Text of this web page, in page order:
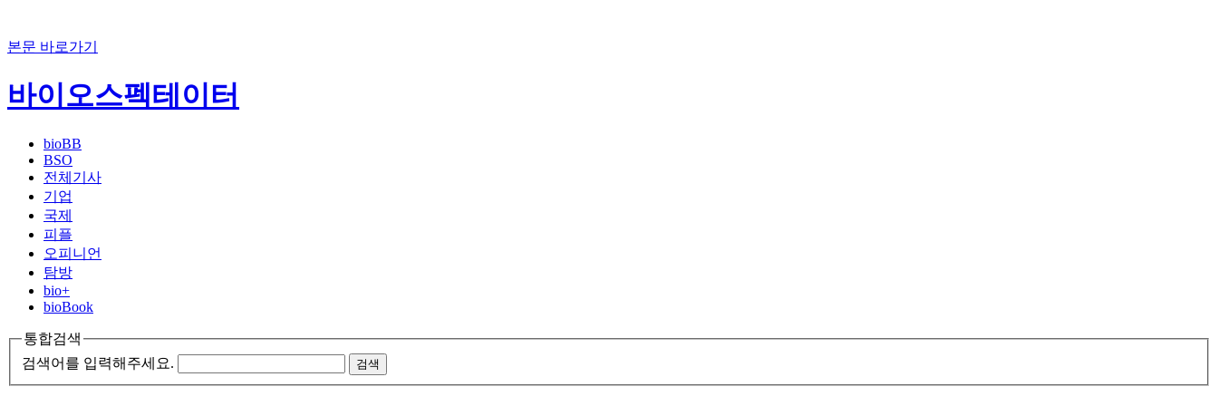
본문 바로가기
바이오스펙테이터
bioBB
BSO
전체기사
기업
국제
피플
오피니언
탐방
bio+
bioBook
통합검색
검색어를 입력해주세요.
검색